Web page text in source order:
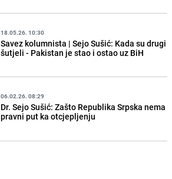
18.05.26. 10:30
Savez kolumnista | Sejo Sušić: Kada su drugi
šutjeli - Pakistan je stao i ostao uz BiH
06.02.26. 08:29
Dr. Sejo Sušić: Zašto Republika Srpska nema
pravni put ka otcjepljenju